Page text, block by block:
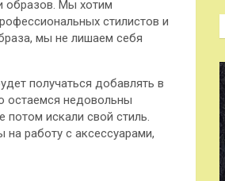
образов. Мы хотим
стилистов и
мы не лишаем себя
получаться добавлять в
остаемся недовольны
потом искали свой стиль.
работу с аксессуарами,